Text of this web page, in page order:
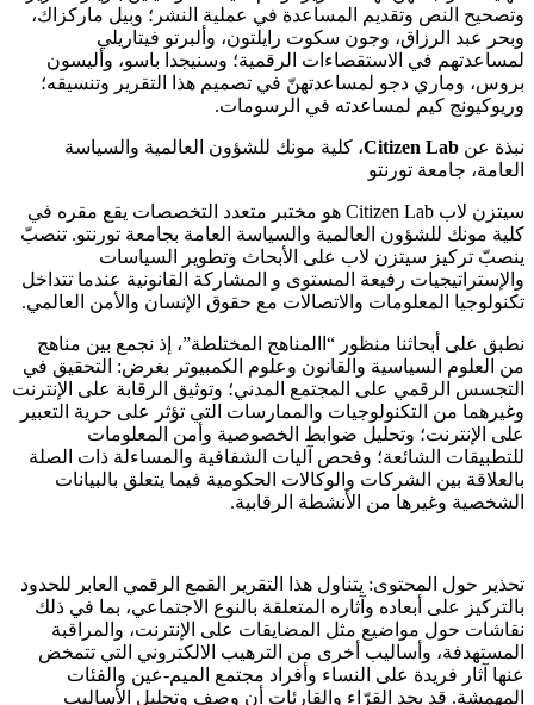
وتصحيح النص وتقديم المساعدة في عملية النشر؛ وبيل ماركزاك،
وبحر عبد الرزاق، وجون سكوت رايلتون، وألبرتو فيتاريلي
لمساعدتهم في الاستقصاءات الرقمية؛ وسنيجدا باسو، وأليسون
بروس، وماري دجو لمساعدتهنّ في تصميم هذا التقرير وتنسيقه؛
وريوكيونج كيم لمساعدته في الرسومات.
نبذة عن Citizen Lab، كلية مونك للشؤون العالمية والسياسة
العامة، جامعة تورنتو
سيتزن لاب Citizen Lab هو مختبر متعدد التخصصات يقع مقره في
كلية مونك للشؤون العالمية والسياسة العامة بجامعة تورنتو. تنصبّ
ينصبّ تركيز سيتزن لاب على الأبحاث وتطوير السياسات
والإستراتيجيات رفيعة المستوى و المشاركة القانونية عندما تتداخل
تكنولوجيا المعلومات والاتصالات مع حقوق الإنسان والأمن العالمي.
نطبق على أبحاثنا منظور “االمناهج المختلطة”، إذ نجمع بين مناهج
من العلوم السياسية والقانون وعلوم الكمبيوتر بغرض: التحقيق في
التجسس الرقمي على المجتمع المدني؛ وتوثيق الرقابة على الإنترنت
وغيرهما من التكنولوجيات والممارسات التي تؤثر على حرية التعبير
على الإنترنت؛ وتحليل ضوابط الخصوصية وأمن المعلومات
للتطبيقات الشائعة؛ وفحص آليات الشفافية والمساءلة ذات الصلة
بالعلاقة بين الشركات والوكالات الحكومية فيما يتعلق بالبيانات
الشخصية وغيرها من الأنشطة الرقابية.
تحذير حول المحتوى: يتناول هذا التقرير القمع الرقمي العابر للحدود
بالتركيز على أبعاده وآثاره المتعلقة بالنوع الاجتماعي، بما في ذلك
نقاشات حول مواضيع مثل المضايقات على الإنترنت، والمراقبة
المستهدفة، وأساليب أخرى من الترهيب الالكتروني التي تتمخض
عنها آثار فريدة على النساء وأفراد مجتمع الميم-عين والفئات
المهمشة. قد يجد القرّاء والقارئات أن وصف وتحليل الأساليب